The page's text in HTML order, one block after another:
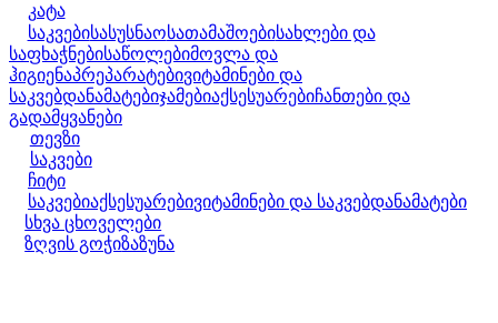
კატა
საკვებისასუსნაოსათამაშოებისახლები და
საფხაჭნებისაწოლებიმოვლა და
ჰიგიენაპრეპარატებივიტამინები და
საკვებდანამატებიჯამებიაქსესუარებიჩანთები და
გადამყვანები
თევზი
საკვები
ჩიტი
საკვებიაქსესუარებივიტამინები და საკვებდანამატები
სხვა ცხოველები
ზღვის გოჭიზაზუნა